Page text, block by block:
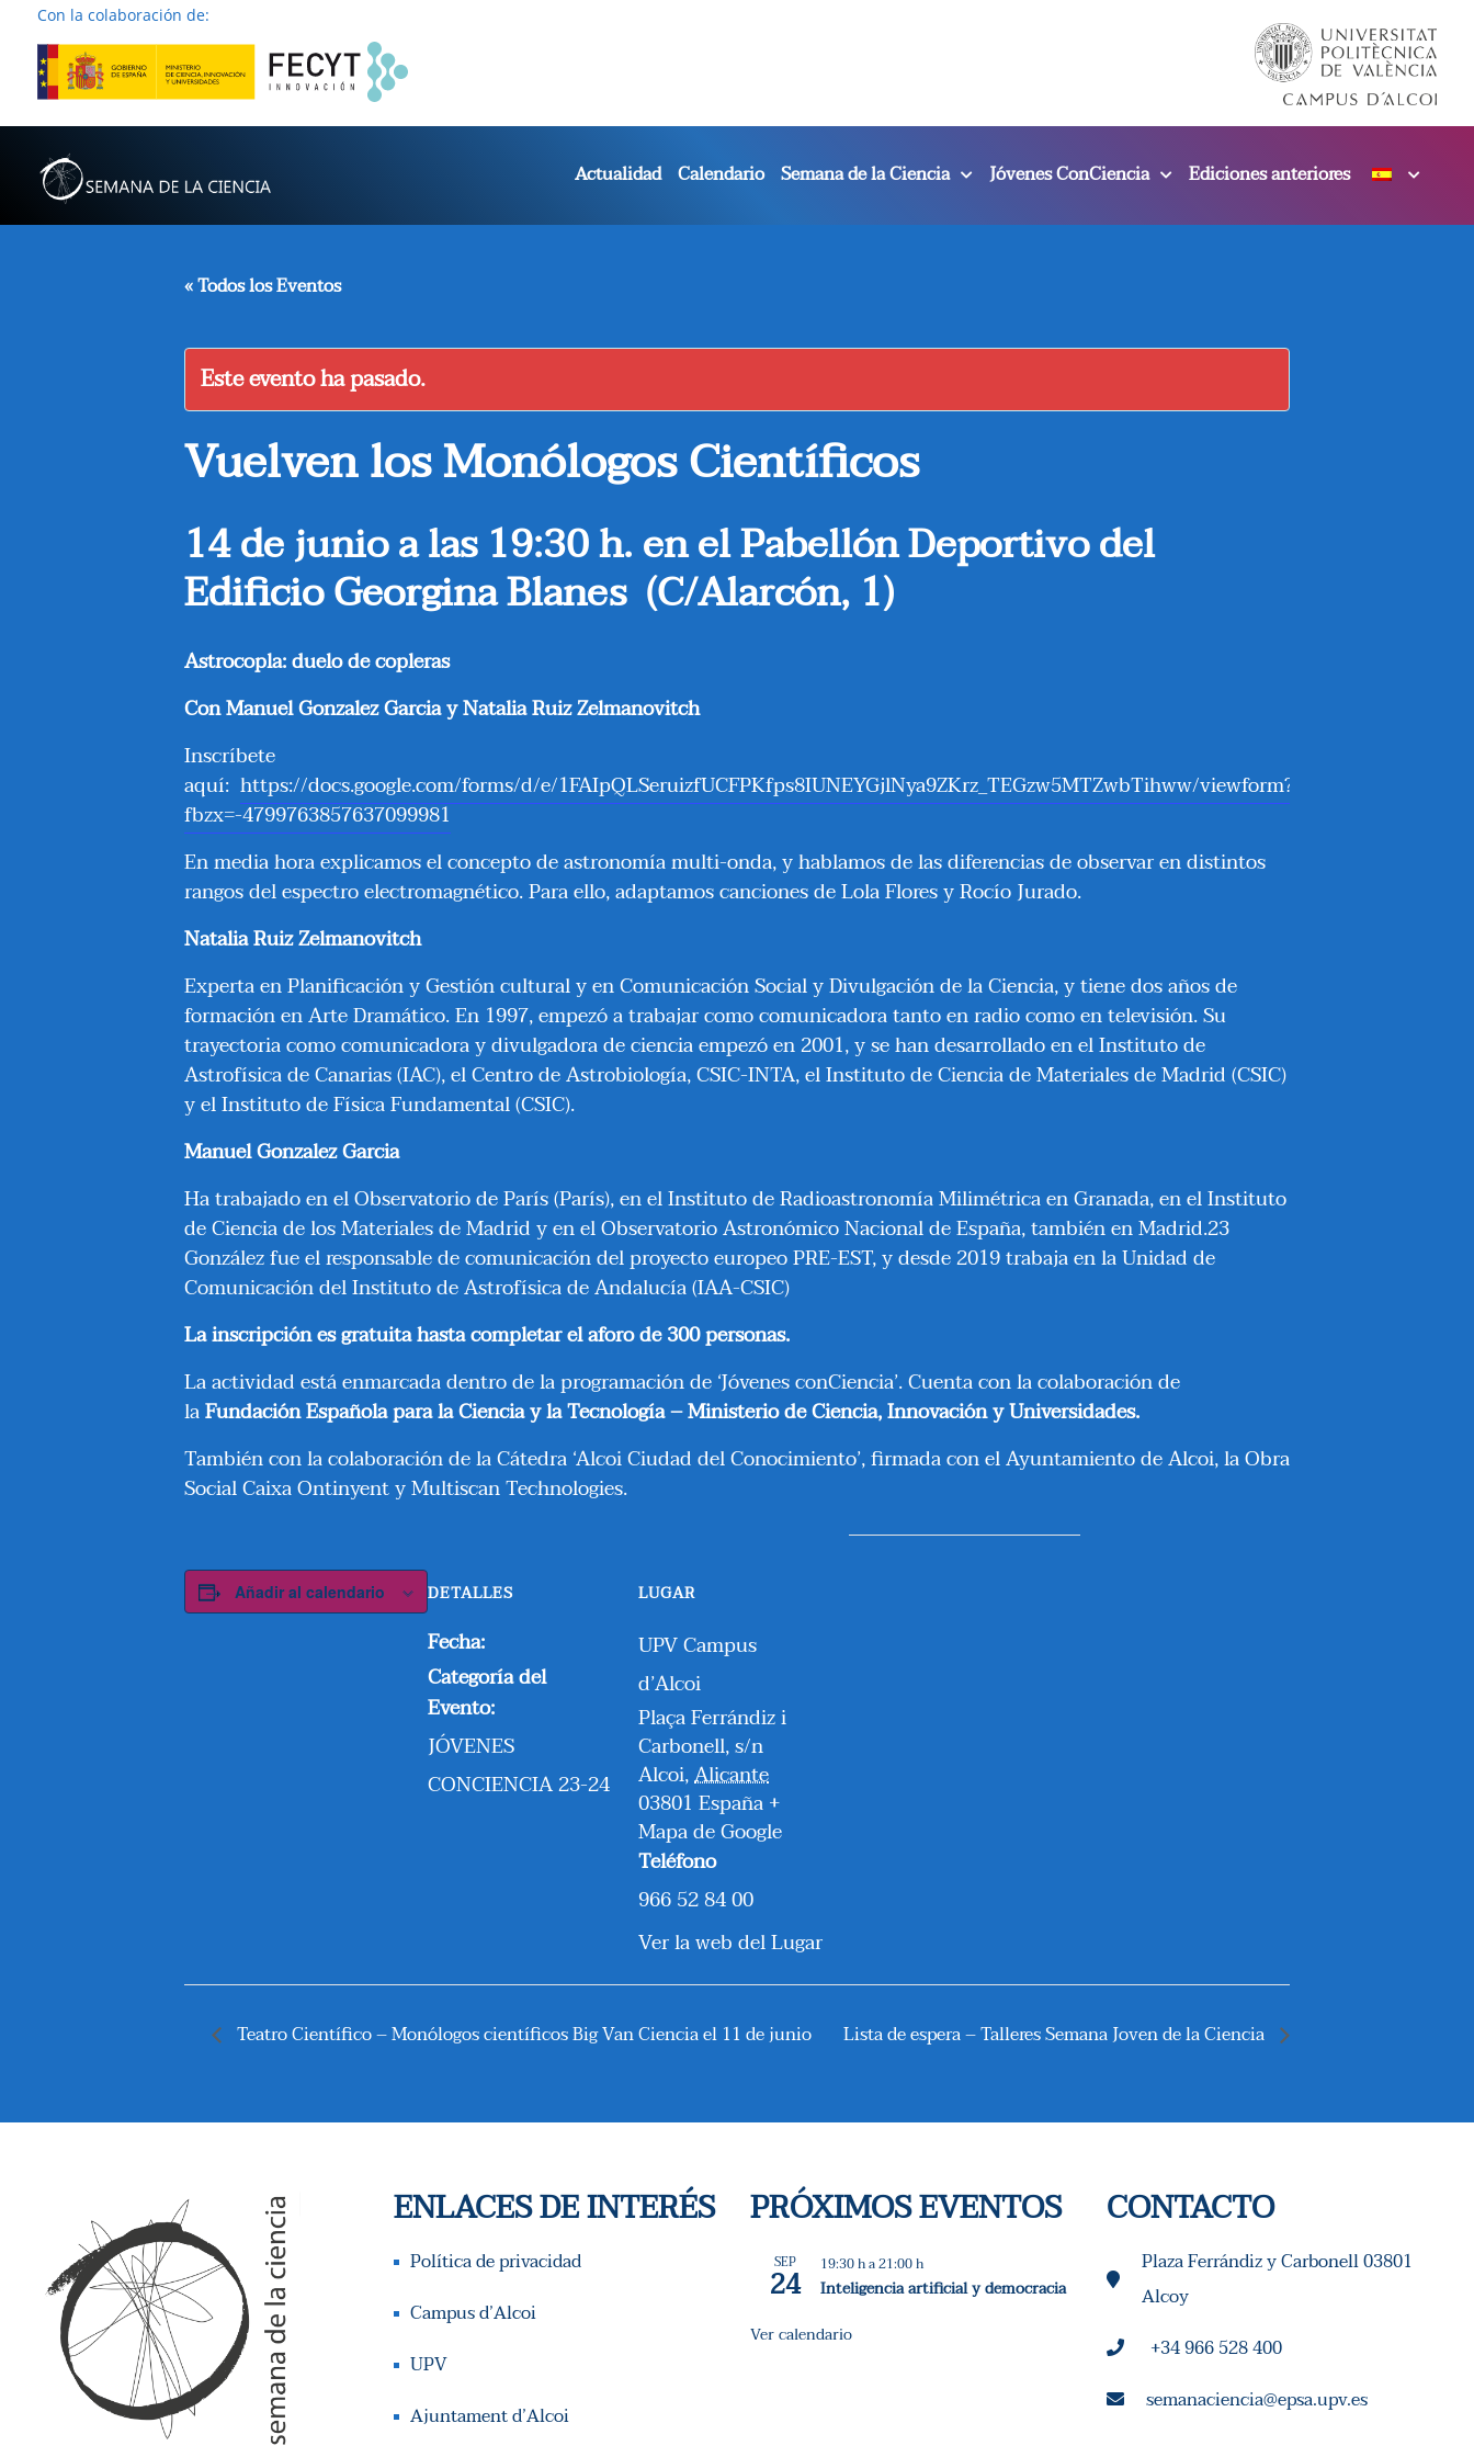
Con la colaboración de:
Actualidad Calendario Semana de la Ciencia Jóvenes ConCiencia Ediciones anteriores
« Todos los Eventos
Este evento ha pasado.
Vuelven los Monólogos Científicos
14 de junio a las 19:30 h. en el Pabellón Deportivo del
Edificio Georgina Blanes (C/Alarcón, 1)
Astrocopla: duelo de copleras
Con Manuel Gonzalez Garcia y Natalia Ruiz Zelmanovitch
Inscríbete
aquí: https://docs.google.com/forms/d/e/1FAIpQLSeruizfUCFPKfps8IUNEYGjlNya9ZKrz_TEGzw5MTZwbTihww/viewform?
fbzx=-4799763857637099981
En media hora explicamos el concepto de astronomía multi-onda, y hablamos de las diferencias de observar en distintos
rangos del espectro electromagnético. Para ello, adaptamos canciones de Lola Flores y Rocío Jurado.
Natalia Ruiz Zelmanovitch
Experta en Planificación y Gestión cultural y en Comunicación Social y Divulgación de la Ciencia, y tiene dos años de
formación en Arte Dramático. En 1997, empezó a trabajar como comunicadora tanto en radio como en televisión. Su
trayectoria como comunicadora y divulgadora de ciencia empezó en 2001, y se han desarrollado en el Instituto de
Astrofísica de Canarias (IAC), el Centro de Astrobiología, CSIC-INTA, el Instituto de Ciencia de Materiales de Madrid (CSIC)
y el Instituto de Física Fundamental (CSIC).
Manuel Gonzalez Garcia
Ha trabajado en el Observatorio de París (París), en el Instituto de Radioastronomía Milimétrica en Granada, en el Instituto
de Ciencia de los Materiales de Madrid y en el Observatorio Astronómico Nacional de España, también en Madrid.23
González fue el responsable de comunicación del proyecto europeo PRE-EST, y desde 2019 trabaja en la Unidad de
Comunicación del Instituto de Astrofísica de Andalucía (IAA-CSIC)
La inscripción es gratuita hasta completar el aforo de 300 personas.
La actividad está enmarcada dentro de la programación de ‘Jóvenes conCiencia’. Cuenta con la colaboración de
laFundación Española para la Ciencia y la Tecnología – Ministerio de Ciencia, Innovación y Universidades.
También con la colaboración de la Cátedra ‘Alcoi Ciudad del Conocimiento’, firmada con el Ayuntamiento de Alcoi, la Obra
Social Caixa Ontinyent y Multiscan Technologies.
Añadir al calendario DETALLES
Fecha:
Categoría del
Evento:
JÓVENES
CONCIENCIA 23-24
LUGAR
UPV Campus
d’Alcoi
Plaça Ferrándiz i
Carbonell, s/n
Alcoi,Alicante
03801 España +
Mapa de Google
Teléfono
966 52 84 00
Ver la web del Lugar
Teatro Científico – Monólogos científicos Big Van Ciencia el 11 de junio Lista de espera – Talleres Semana Joven de la Ciencia
ENLACES DE INTERÉS
Política de privacidad
Campus d’Alcoi
UPV
Ajuntament d’Alcoi
PRÓXIMOS EVENTOS
SEP
24 19:30 ha21:00 h
Inteligencia artificial y democracia
Ver calendario
CONTACTO
Plaza Ferrándiz y Carbonell 03801
Alcoy
+34 966 528 400
semanaciencia@epsa.upv.es